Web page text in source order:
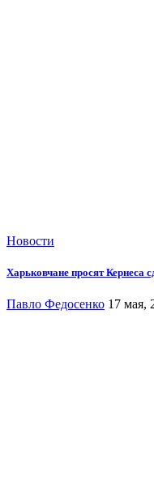
Новости
Харьковчане просят Кернеса
Павло Федосенко 17 мая,